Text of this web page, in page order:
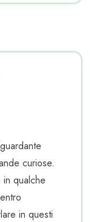
curiose.
qualche
in questi